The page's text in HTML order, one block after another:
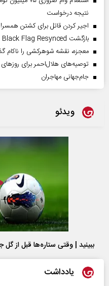
نتیجه درخواست
اجیر کردن قاتل برای کشتن همسر!
بازگشت Black Flag Resynced خبری جذاب برای دوستداران بازی
معجزه، نقشه شوهرکشی را ناکام
توصیه‌های هلال‌احمر برای
جام‌جهانی مهاجران
ویدئو
ببینید | وقتی ستاره‌ها قبل از
یادداشت